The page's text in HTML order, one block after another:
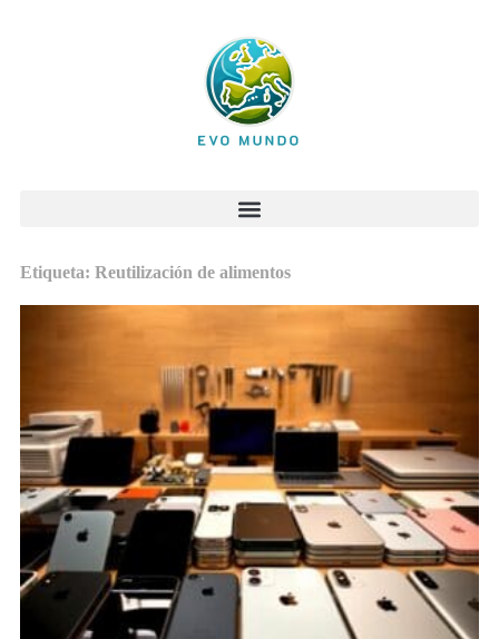
Etiqueta: Reutilización de alimentos